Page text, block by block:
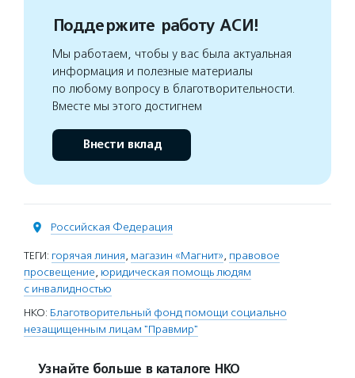
Поддержите работу АСИ!
Мы работаем, чтобы у вас была актуальная
информация и полезные материалы
по любому вопросу в благотворительности.
Вместе мы этого достигнем
Внести вклад
Российская Федерация
ТЕГИ: горячая линия, магазин «Магнит», правовое
просвещение, юридическая помощь людям
с инвалидностью
НКО: Благотворительный фонд помощи социально
незащищенным лицам "Правмир"
Узнайте больше в каталоге НКО